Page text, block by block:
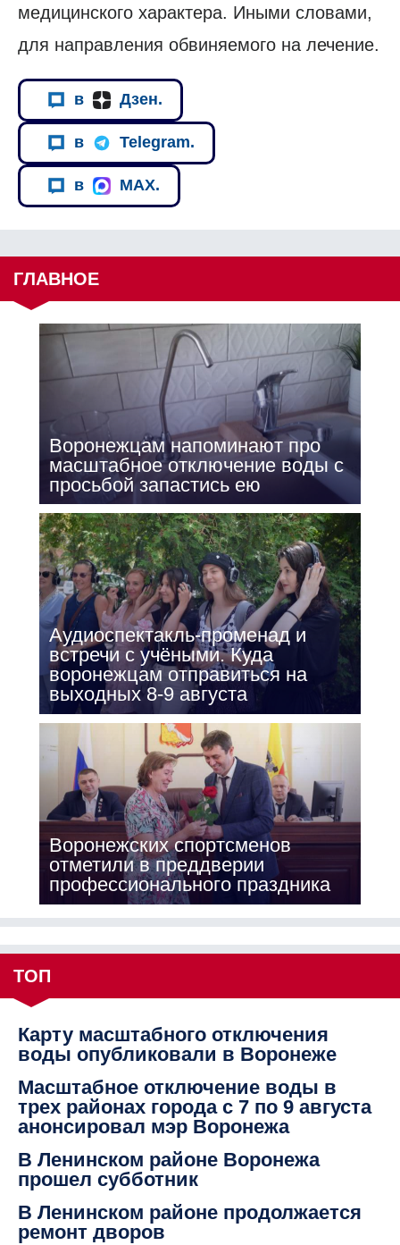
медицинского характера. Иными словами,
для направления обвиняемого на лечение.
в Дзен.
в Telegram.
в MAX.
ГЛАВНОЕ
Воронежцам напоминают про
масштабное отключение воды с
просьбой запастись ею
Аудиоспектакль-променад и
встречи с учёными. Куда
воронежцам отправиться на
выходных 8-9 августа
Воронежских спортсменов
отметили в преддверии
профессионального праздника
ТОП
Карту масштабного отключения
воды опубликовали в Воронеже
Масштабное отключение воды в
трех районах города с 7 по 9 августа
анонсировал мэр Воронежа
В Ленинском районе Воронежа
прошел субботник
В Ленинском районе продолжается
ремонт дворов